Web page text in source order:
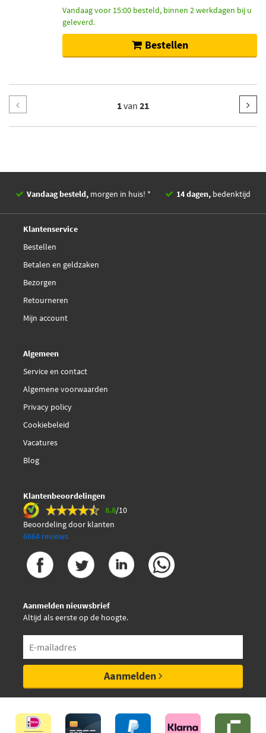
Vandaag voor 15:00 besteld, binnen 2 werkdagen bij u
geleverd.
Bestellen
1van 21
Vandaag besteld, morgen in huis! * 14 dagen, bedenktijd
Klantenservice
Bestellen
Betalen en geldzaken
Bezorgen
Retourneren
Mijn account
Algemeen
Service en contact
Algemene voorwaarden
Privacy policy
Cookiebeleid
Vacatures
Blog
Klantenbeoordelingen
8.8/10
Beoordeling door klanten
6664 reviews
Aanmelden nieuwsbrief
Altijd als eerste op de hoogte.
Aanmelden